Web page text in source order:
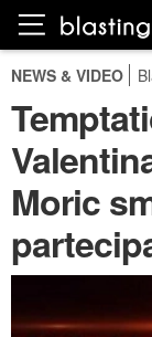
NEWS & VIDEO
Moric